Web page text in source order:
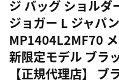
ジ バッグ ショルダ
ジョガー L ジャパ
MP1404L2MF70
新限定モデル ブラ
【正規代理店】 ブ